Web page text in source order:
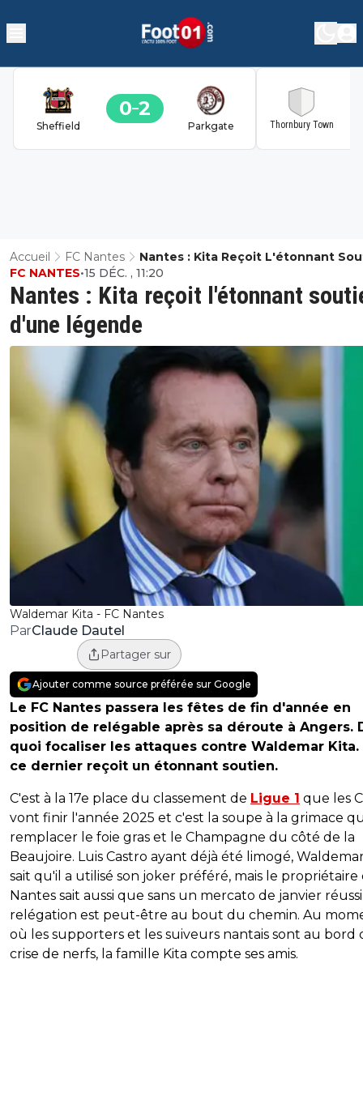
Sheffield
0 2
Parkgate Thornbury Town
Accueil FC Nantes
Nantes : Kita Reçoit L'étonnant
D'une Légende
Waldemar Kita - FC Nantes
Nantes : Kita reçoit l'étonnant
d'une légende
FC NANTES•15 DÉC. , 11:20
ParClaude Dautel
Partager sur
Ajouter comme source préférée sur Google
Le FC Nantes passera les fêtes de fin d'année en
position de relégable après sa déroute à Angers.
quoi focaliser les attaques contre Waldemar Kita.
ce dernier reçoit un étonnant soutien.
C'est à la 17e place du classement de Ligue 1 que les
vont finir l'année 2025 et c'est la soupe à la grimace
remplacer le foie gras et le Champagne du côté de la
Beaujoire. Luis Castro ayant déjà été limogé,
sait qu'il a utilisé son joker préféré, mais le propriétaire
Nantes sait aussi que sans un mercato de janvier
relégation est peut-être au bout du chemin. Au
où les supporters et les suiveurs nantais sont au bord
crise de nerfs, la famille Kita compte ses amis.